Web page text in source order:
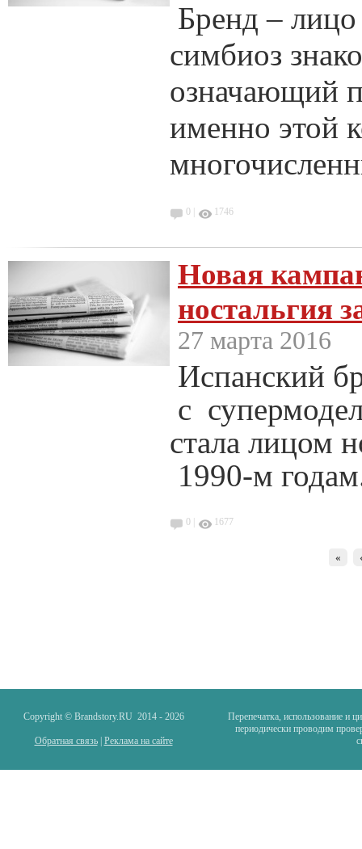
Бренд –
симбиоз
означающий
именно этой
0 | 1746
Новая
ностальгия
27 марта 2016
Испанский
с
стала лицом
1990-м
0 | 1677
« ‹
Copyright © Brandstory.RU 2014 - 2026
Обратная связь| Реклама на сайте
Перепечатка, использование и
периодически проводим